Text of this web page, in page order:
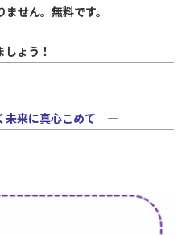
せん。 無料です。
しょう！
来に真心こめて ―